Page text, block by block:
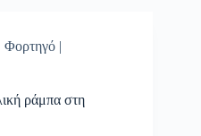
Φορτηγό |
ράμπα στη